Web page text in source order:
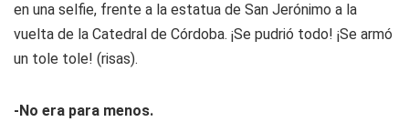
en una selfie, frente a la estatua de San Jerónimo a la
vuelta de la Catedral de Córdoba. ¡Se pudrió todo! ¡Se armó
un tole tole! (risas).
-No era para menos.